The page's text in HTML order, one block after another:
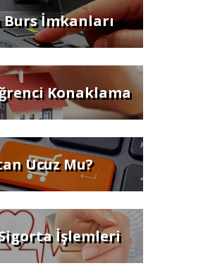
İmkanları
Konaklama
Ucuz Mu?
İşlemleri